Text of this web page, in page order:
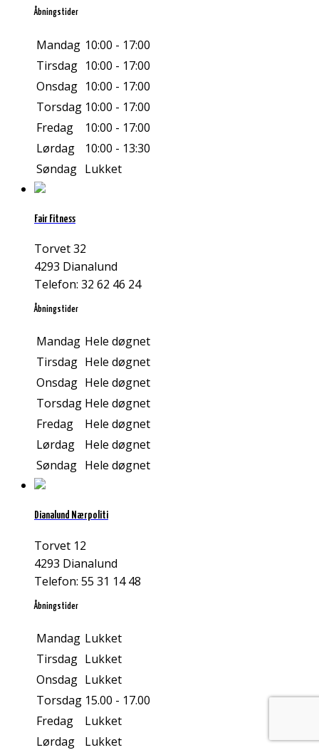
Åbningstider
Mandag 10:00 - 17:00
Tirsdag 10:00 - 17:00
Onsdag 10:00 - 17:00
Torsdag 10:00 - 17:00
Fredag
10:00 - 17:00
Lørdag
10:00 - 13:30
Søndag Lukket
Fair Fitness
Torvet 32
4293 Dianalund
Telefon: 32 62 46 24
Åbningstider
Mandag Hele døgnet
Tirsdag Hele døgnet
Onsdag Hele døgnet
Torsdag Hele døgnet
Fredag
Hele døgnet
Lørdag
Hele døgnet
Søndag Hele døgnet
Dianalund Nærpoliti
Torvet 12
4293 Dianalund
Telefon: 55 31 14 48
Åbningstider
Mandag Lukket
Tirsdag Lukket
Onsdag Lukket
Torsdag 15.00 - 17.00
Fredag
Lukket
Lørdag
Lukket